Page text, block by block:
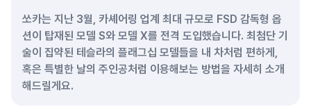
쏘카는 지난 3월, 카셰어링 업계 최대 규모로 FSD 감독형 옵
션이 탑재된 모델 S와 모델 X를 전격 도입했습니다. 최첨단 기
술이 집약된 테슬라의 플래그십 모델들을 내 차처럼 편하게,
혹은 특별한 날의 주인공처럼 이용해보는 방법을 자세히 소개
해드릴게요.